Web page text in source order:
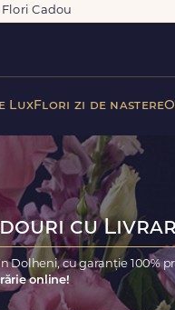
Cadou
LuxFlori zi de nastere
cu
Dolheni, cu garanție 100%
online!